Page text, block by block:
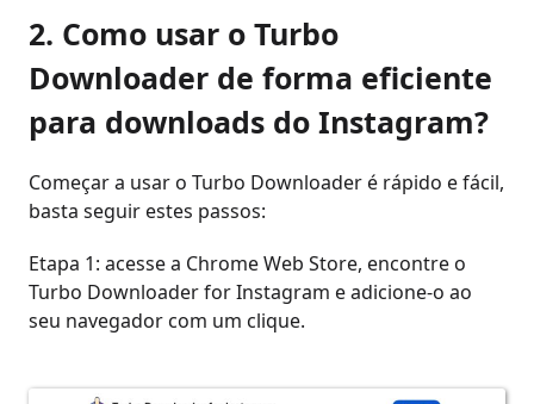
2. Como usar o Turbo
Downloader de forma eficiente
para downloads do Instagram?
Começar a usar o Turbo Downloader é rápido e fácil,
basta seguir estes passos:
Etapa 1: acesse a Chrome Web Store, encontre o
Turbo Downloader for Instagram e adicione-o ao
seu navegador com um clique.